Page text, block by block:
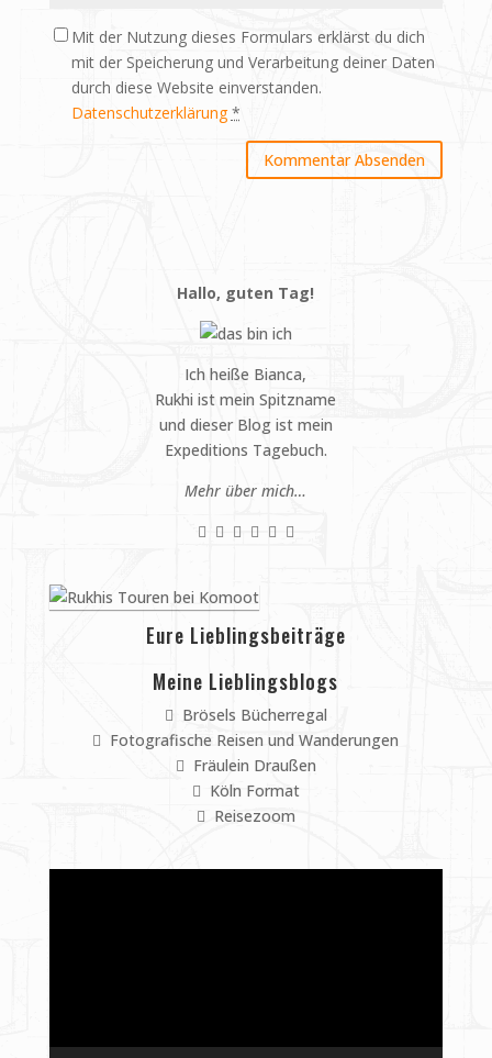
Mit der Nutzung dieses Formulars erklärst du dich
mit der Speicherung und Verarbeitung deiner Daten
durch diese Website einverstanden.
Datenschutzerklärung *
Hallo, guten Tag!
Ich heiße Bianca,
Rukhi ist mein Spitzname
und dieser Blog ist mein
Expeditions Tagebuch.
Mehr über mich…
Eure Lieblingsbeiträge
Meine Lieblingsblogs
Brösels Bücherregal
Fotografische Reisen und Wanderungen
Fräulein Draußen
Köln Format
Reisezoom